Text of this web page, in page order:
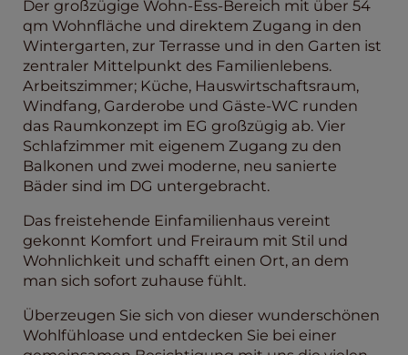
Der großzügige Wohn-Ess-Bereich mit über 54
qm Wohnfläche und direktem Zugang in den
Wintergarten, zur Terrasse und in den Garten ist
zentraler Mittelpunkt des Familienlebens.
Arbeitszimmer; Küche, Hauswirtschaftsraum,
Windfang, Garderobe und Gäste-WC runden
das Raumkonzept im EG großzügig ab. Vier
Schlafzimmer mit eigenem Zugang zu den
Balkonen und zwei moderne, neu sanierte
Bäder sind im DG untergebracht.
Das freistehende Einfamilienhaus vereint
gekonnt Komfort und Freiraum mit Stil und
Wohnlichkeit und schafft einen Ort, an dem
man sich sofort zuhause fühlt.
Überzeugen Sie sich von dieser wunderschönen
Wohlfühloase und entdecken Sie bei einer